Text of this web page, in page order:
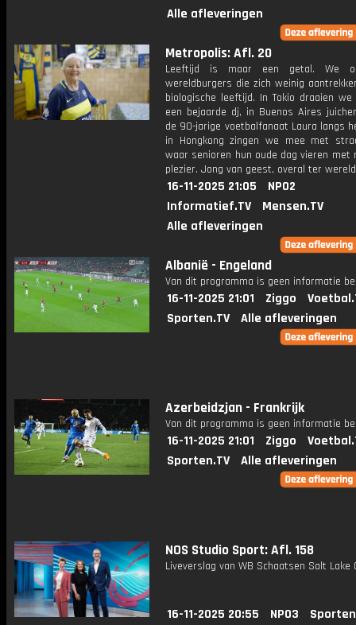
Alle afleveringen
Metropolis: Afl. 20
Leeftijd is maar een getal. We
wereldburgers die zich weinig
biologische leeftijd. In Tokio draaien
een bejaarde dj, in Buenos Aires
de 90-jarige voetbalfanaat Laura langs
in Hongkong zingen we mee met
waar senioren hun oude dag vieren met
plezier. Jong van geest, overal ter
16-11-2025 21:05
NPO2
Informatief.TV
Mensen.TV
Alle afleveringen
Albanië - Engeland
Van dit programma is geen informatie
16-11-2025 21:01 Ziggo
Sporten.TV
Alle afleveringen
Azerbeidzjan - Frankrijk
Van dit programma is geen informatie
16-11-2025 21:01 Ziggo
Sporten.TV
Alle afleveringen
NOS Studio Sport: Afl. 158
Liveverslag van WB Schaatsen Salt Lake
16-11-2025 20:55 NPO3